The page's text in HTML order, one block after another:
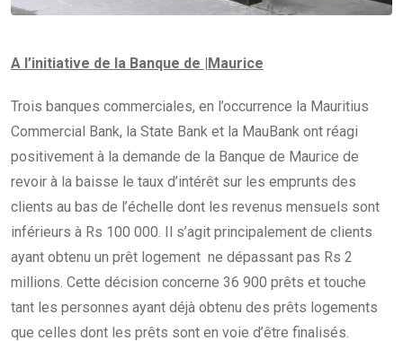
A l’initiative de la Banque de |Maurice
Trois banques commerciales, en l’occurrence la Mauritius
Commercial Bank, la State Bank et la MauBank ont réagi
positivement à la demande de la Banque de Maurice de
revoir à la baisse le taux d’intérêt sur les emprunts des
clients au bas de l’échelle dont les revenus mensuels sont
inférieurs à Rs 100 000. Il s’agit principalement de clients
ayant obtenu un prêt logement ne dépassant pas Rs 2
millions. Cette décision concerne 36 900 prêts et touche
tant les personnes ayant déjà obtenu des prêts logements
que celles dont les prêts sont en voie d’être finalisés.